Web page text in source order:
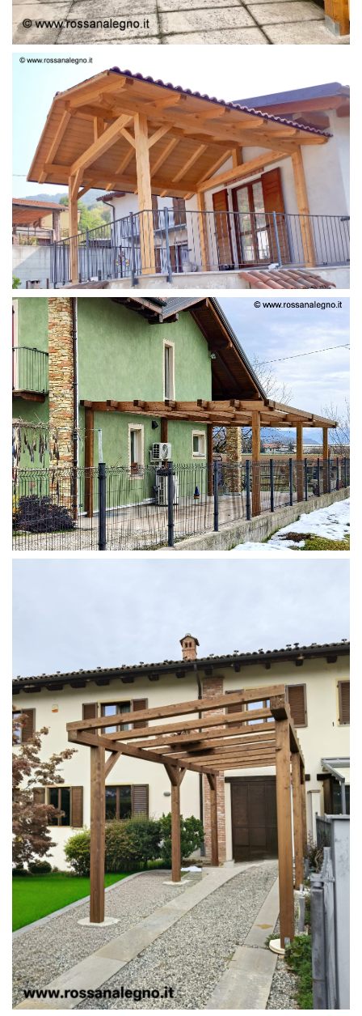
STRUTTURA LAMELLARE PRETAGLIATO
STRUTTURA ADDOSSATA IN LAMELLARE SU MISURA